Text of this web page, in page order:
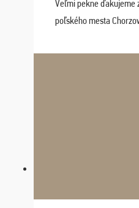
Veľmi pekne ďakujeme
poľského mesta
Navštívili sme aj